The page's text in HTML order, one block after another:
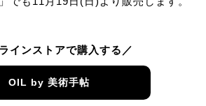
インストアで購入する／
OIL by 美術手帖